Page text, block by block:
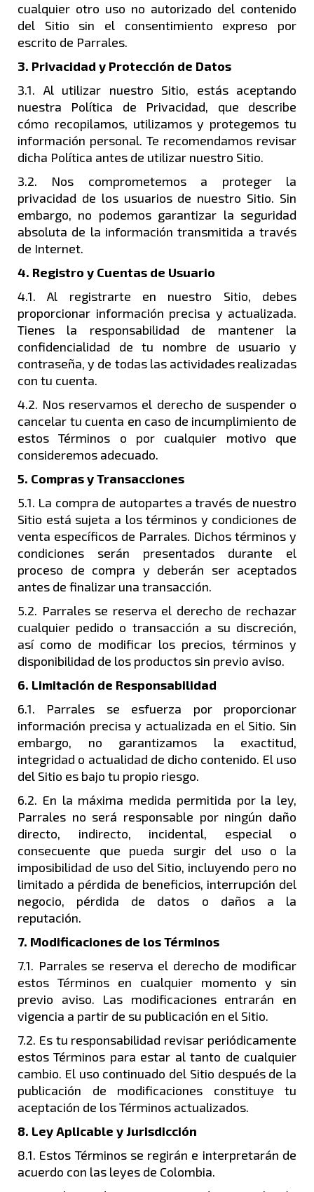
cualquier otro uso no autorizado del contenido
del Sitio sin el consentimiento expreso por
escrito de Parrales.
3. Privacidad y Protección de Datos
3.1. Al utilizar nuestro Sitio, estás aceptando
nuestra Política de Privacidad, que describe
cómo recopilamos, utilizamos y protegemos tu
información personal. Te recomendamos revisar
dicha Política antes de utilizar nuestro Sitio.
3.2. Nos comprometemos a proteger la
privacidad de los usuarios de nuestro Sitio. Sin
embargo, no podemos garantizar la seguridad
absoluta de la información transmitida a través
de Internet.
4. Registro y Cuentas de Usuario
4.1. Al registrarte en nuestro Sitio, debes
proporcionar información precisa y actualizada.
Tienes la responsabilidad de mantener la
confidencialidad de tu nombre de usuario y
contraseña, y de todas las actividades realizadas
con tu cuenta.
4.2. Nos reservamos el derecho de suspender o
cancelar tu cuenta en caso de incumplimiento de
estos Términos o por cualquier motivo que
consideremos adecuado.
5. Compras y Transacciones
5.1. La compra de autopartes a través de nuestro
Sitio está sujeta a los términos y condiciones de
venta específicos de Parrales. Dichos términos y
condiciones serán presentados durante el
proceso de compra y deberán ser aceptados
antes de finalizar una transacción.
5.2. Parrales se reserva el derecho de rechazar
cualquier pedido o transacción a su discreción,
así como de modificar los precios, términos y
disponibilidad de los productos sin previo aviso.
6. Limitación de Responsabilidad
6.1. Parrales se esfuerza por proporcionar
información precisa y actualizada en el Sitio. Sin
embargo, no garantizamos la exactitud,
integridad o actualidad de dicho contenido. El uso
del Sitio es bajo tu propio riesgo.
6.2. En la máxima medida permitida por la ley,
Parrales no será responsable por ningún daño
directo, indirecto, incidental, especial o
consecuente que pueda surgir del uso o la
imposibilidad de uso del Sitio, incluyendo pero no
limitado a pérdida de beneficios, interrupción del
negocio, pérdida de datos o daños a la
reputación.
7. Modificaciones de los Términos
7.1. Parrales se reserva el derecho de modificar
estos Términos en cualquier momento y sin
previo aviso. Las modificaciones entrarán en
vigencia a partir de su publicación en el Sitio.
7.2. Es tu responsabilidad revisar periódicamente
estos Términos para estar al tanto de cualquier
cambio. El uso continuado del Sitio después de la
publicación de modificaciones constituye tu
aceptación de los Términos actualizados.
8. Ley Aplicable y Jurisdicción
8.1. Estos Términos se regirán e interpretarán de
acuerdo con las leyes de Colombia.